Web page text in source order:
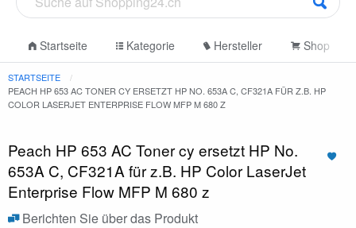
Startseite Kategorie Hersteller Shop
STARTSEITE
PEACH HP 653 AC TONER CY ERSETZT HP NO. 653A C, CF321A FÜR Z.B. HP
COLOR LASERJET ENTERPRISE FLOW MFP M 680 Z
Peach HP 653 AC Toner cy ersetzt HP No.
653A C, CF321A für z.B. HP Color LaserJet
Enterprise Flow MFP M 680 z
Berichten Sie über das Produkt